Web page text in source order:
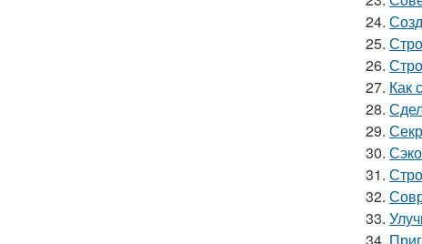
24.
25.
26.
27. Как
28.
29.
30.
31.
32.
33.